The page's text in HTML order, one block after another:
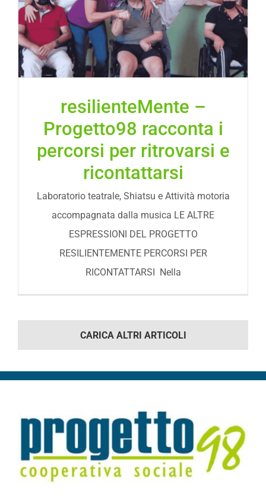
resilienteMente –
Progetto98 racconta i
percorsi per ritrovarsi e
ricontattarsi
Laboratorio teatrale, Shiatsu e Attività motoria
accompagnata dalla musica LE ALTRE
ESPRESSIONI DEL PROGETTO
RESILIENTEMENTE PERCORSI PER
RICONTATTARSI Nella
CARICA ALTRI ARTICOLI